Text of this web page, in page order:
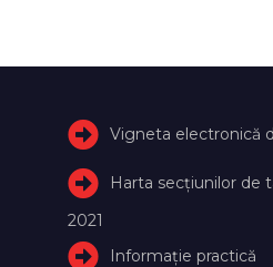
Vigneta electronică
Harta secțiunilor de
2021
Informație practică